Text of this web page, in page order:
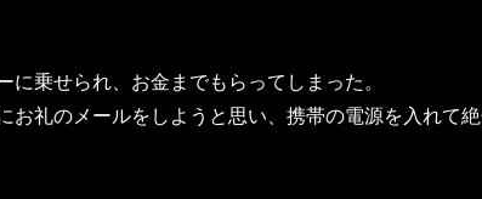
に乗せられ、お金までもらってしまった。
お礼のメールをしようと思い、携帯の電源を入れて